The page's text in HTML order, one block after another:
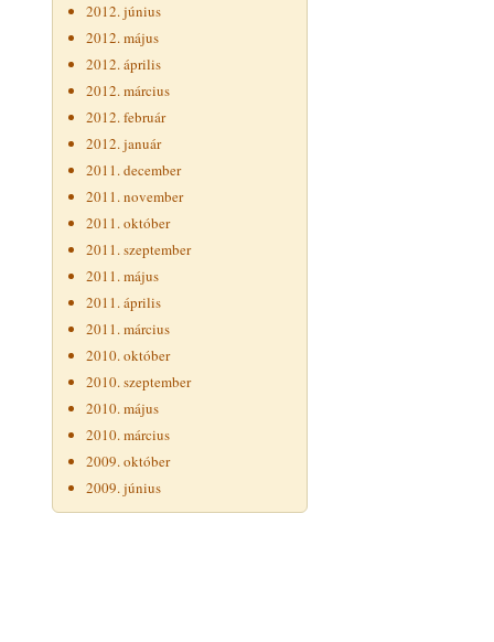
2012. június
2012. május
2012. április
2012. március
2012. február
2012. január
2011. december
2011. november
2011. október
2011. szeptember
2011. május
2011. április
2011. március
2010. október
2010. szeptember
2010. május
2010. március
2009. október
2009. június